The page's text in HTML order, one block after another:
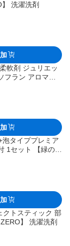
洗濯洗剤
軟剤 ジュリエッ
フラン アロマリ
タイププレミア
1セット 【緑の魔
クトスティック 部
】 洗濯洗剤